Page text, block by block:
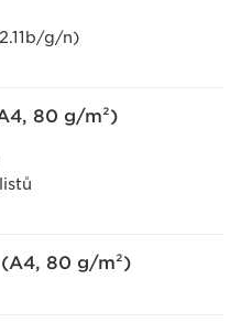
g/n)
80 g/m²)
80 g/m²)